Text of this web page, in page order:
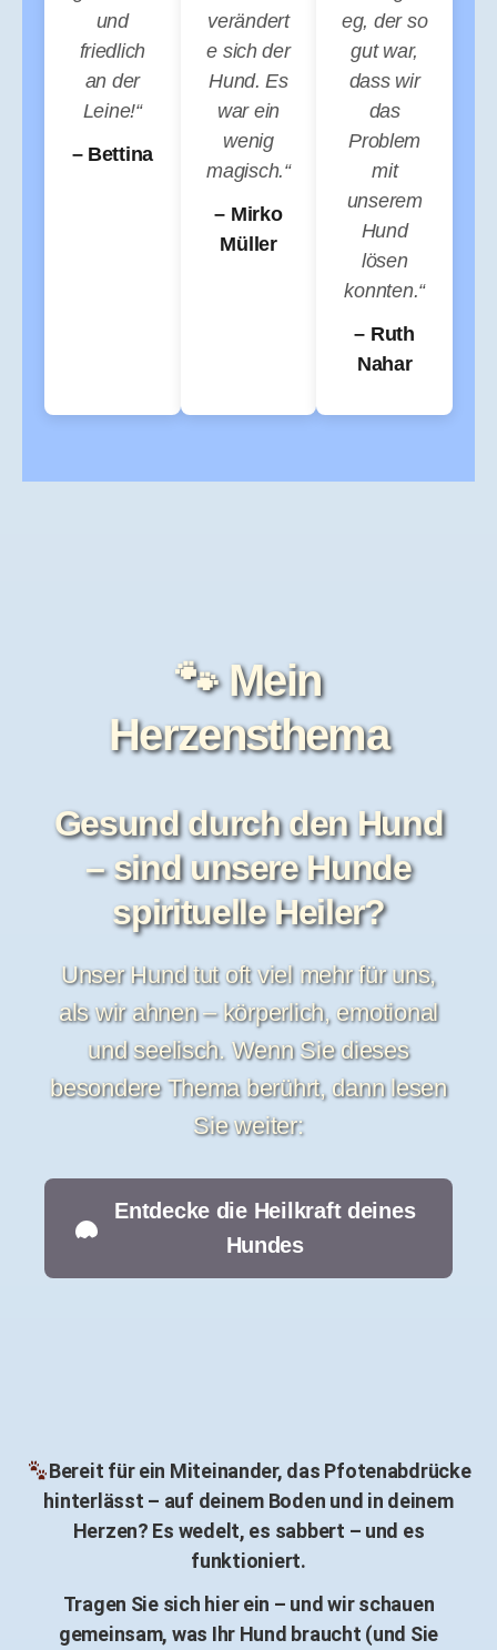
und
friedlich
an der
Leine!“
– Bettina
verändert
e sich der
Hund. Es
war ein
wenig
magisch.“
– Mirko
Müller
eg, der so
gut war,
dass wir
das
Problem
mit
unserem
Hund
lösen
konnten.“
– Ruth
Nahar
🐾 Mein
Herzensthema
Gesund durch den Hund
– sind unsere Hunde
spirituelle Heiler?
Unser Hund tut oft viel mehr für uns,
als wir ahnen – körperlich, emotional
und seelisch. Wenn Sie dieses
besondere Thema berührt, dann lesen
Sie weiter:
Entdecke die Heilkraft deines
Hundes
Bereit für ein Miteinander, das Pfotenabdrücke
hinterlässt – auf deinem Boden und in deinem
Herzen? Es wedelt, es sabbert – und es
funktioniert.
Tragen Sie sich hier ein – und wir schauen
gemeinsam, was Ihr Hund braucht (und Sie